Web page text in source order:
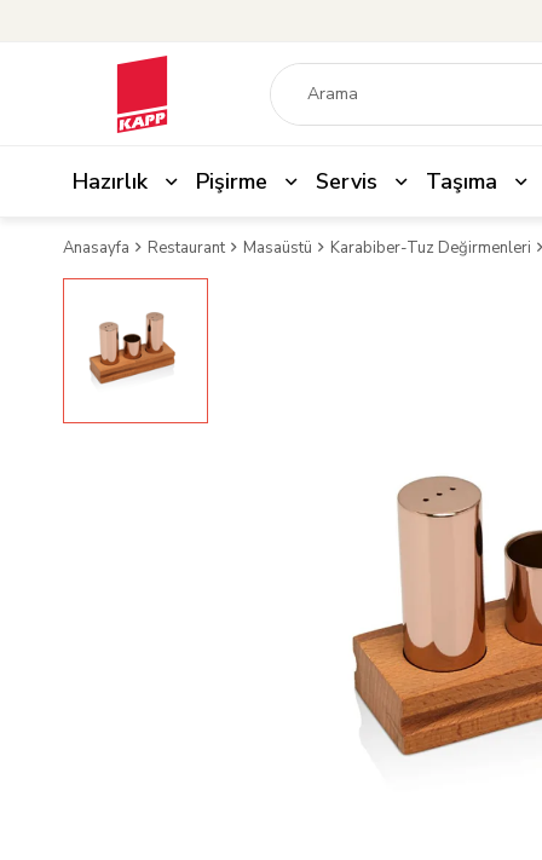
Hazırlık Pişirme Servis Taşıma
Anasayfa Restaurant Masaüstü Karabiber-Tuz Değirmenleri